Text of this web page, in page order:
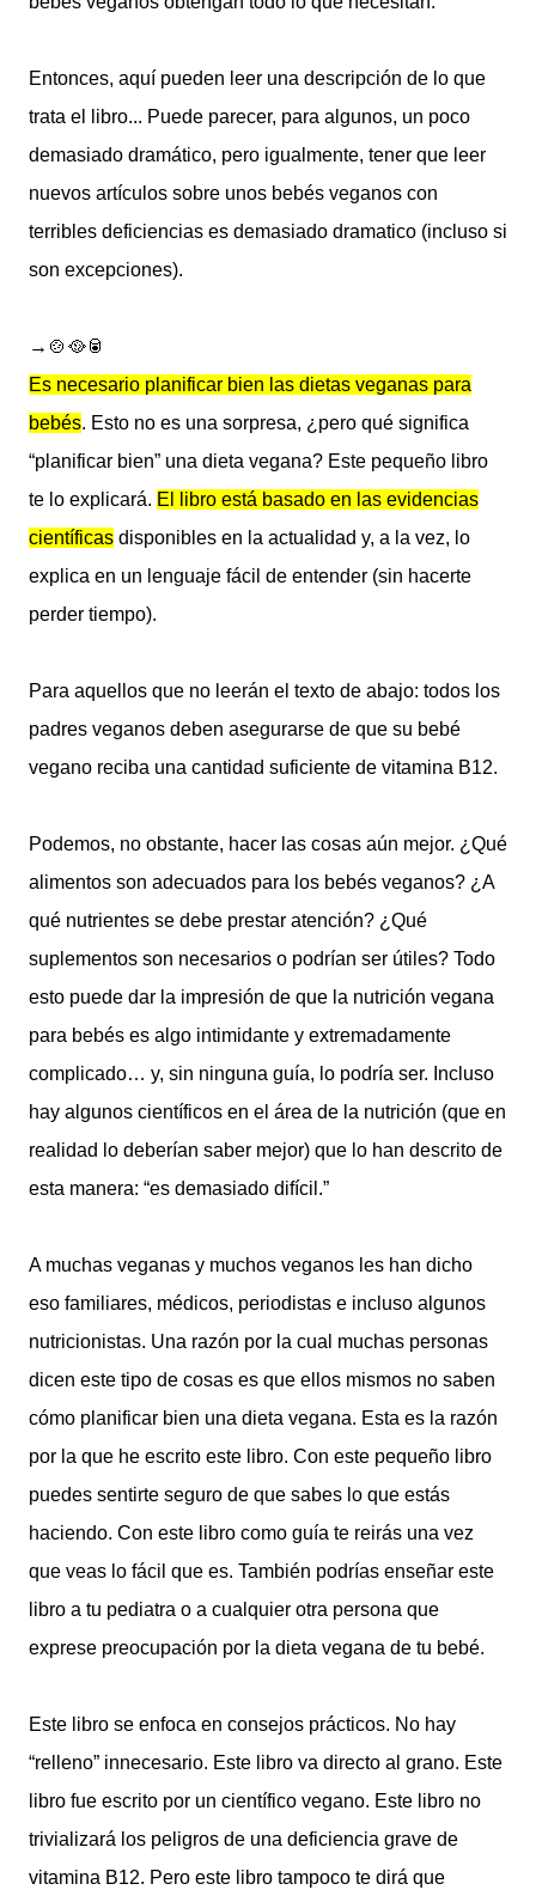
Entonces, aquí pueden leer una descripción de lo que
trata el libro... Puede parecer, para algunos, un poco
demasiado dramático, pero igualmente, tener que leer
nuevos artículos sobre unos bebés veganos con
terribles deficiencias es demasiado dramatico (incluso si
son excepciones).
→🍲🥘🥫
Es necesario planificar bien las dietas veganas para
bebés. Esto no es una sorpresa, ¿pero qué significa
“planificar bien” una dieta vegana? Este pequeño libro
te lo explicará. El libro está basado en las evidencias
científicas disponibles en la actualidad y, a la vez, lo
explica en un lenguaje fácil de entender (sin hacerte
perder tiempo).
Para aquellos que no leerán el texto de abajo: todos los
padres veganos deben asegurarse de que su bebé
vegano reciba una cantidad suficiente de vitamina B12.
Podemos, no obstante, hacer las cosas aún mejor. ¿Qué
alimentos son adecuados para los bebés veganos? ¿A
qué nutrientes se debe prestar atención? ¿Qué
suplementos son necesarios o podrían ser útiles? Todo
esto puede dar la impresión de que la nutrición vegana
para bebés es algo intimidante y extremadamente
complicado… y, sin ninguna guía, lo podría ser. Incluso
hay algunos científicos en el área de la nutrición (que en
realidad lo deberían saber mejor) que lo han descrito de
esta manera: “es demasiado difícil.”
A muchas veganas y muchos veganos les han dicho
eso familiares, médicos, periodistas e incluso algunos
nutricionistas. Una razón por la cual muchas personas
dicen este tipo de cosas es que ellos mismos no saben
cómo planificar bien una dieta vegana. Esta es la razón
por la que he escrito este libro. Con este pequeño libro
puedes sentirte seguro de que sabes lo que estás
haciendo. Con este libro como guía te reirás una vez
que veas lo fácil que es. También podrías enseñar este
libro a tu pediatra o a cualquier otra persona que
exprese preocupación por la dieta vegana de tu bebé.
Este libro se enfoca en consejos prácticos. No hay
“relleno” innecesario. Este libro va directo al grano. Este
libro fue escrito por un científico vegano. Este libro no
trivializará los peligros de una deficiencia grave de
vitamina B12. Pero este libro tampoco te dirá que